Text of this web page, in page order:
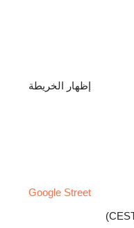
إظهار الخريطة
Google Street